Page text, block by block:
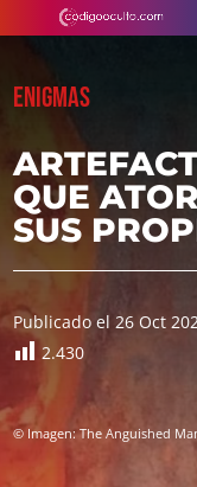
ENIGMAS
QUE
SUS
Publicado el 26 Oct
2.430
© Imagen: The Anguished